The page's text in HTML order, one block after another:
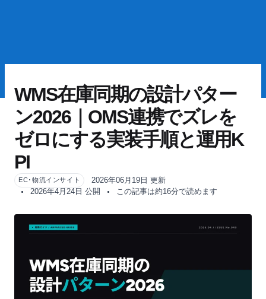
WMS在庫同期の設計パター
ン2026｜OMS連携でズレを
ゼロにする実装手順と運用K
PI
EC･物流インサイト
2026年06月19日 更新
2026年4月24日 公開
この記事は約16分で読めます